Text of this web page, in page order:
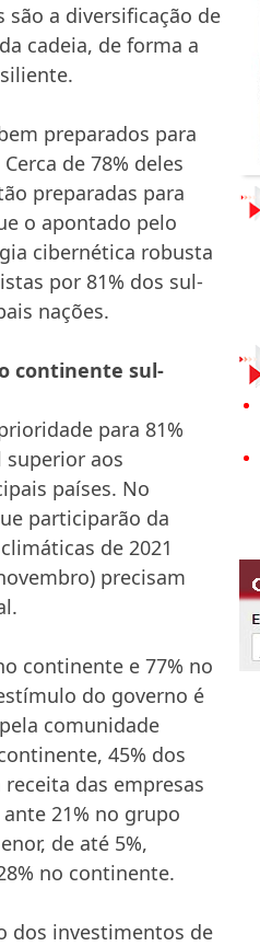
são a diversificação de
cadeia, de forma a
preparados para
de 78% deles
preparadas para
o apontado pelo
cibernética robusta
por 81% dos sul-
nações.
continente sul-
para 81%
superior aos
países. No
participarão da
de 2021
precisam
continente e 77% no
do governo é
comunidade
45% dos
das empresas
21% no grupo
de até 5%,
no continente.
dos investimentos de